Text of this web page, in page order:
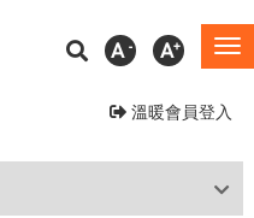
溫暖會員登入
A A